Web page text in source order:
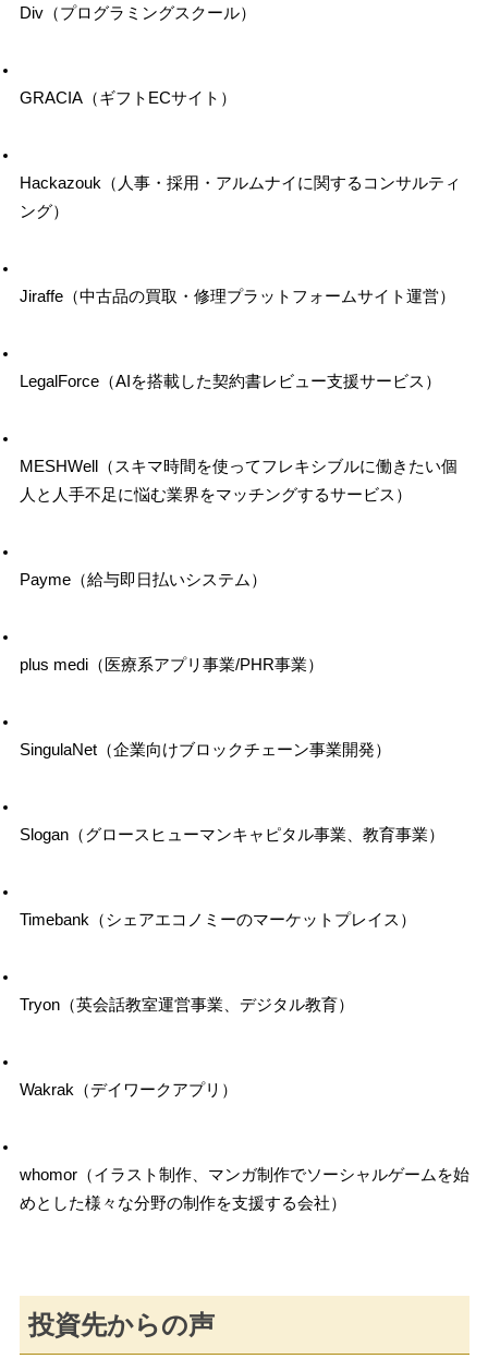
Div（プログラミングスクール）
GRACIA（ギフトECサイト）
Hackazouk（人事・採用・アルムナイに関するコンサルティ
ング）
Jiraffe（中古品の買取・修理プラットフォームサイト運営）
LegalForce（AIを搭載した契約書レビュー支援サービス）
MESHWell（スキマ時間を使ってフレキシブルに働きたい個
人と人手不足に悩む業界をマッチングするサービス）
Payme（給与即日払いシステム）
plus medi（医療系アプリ事業/PHR事業）
SingulaNet（企業向けブロックチェーン事業開発）
Slogan（グロースヒューマンキャピタル事業、教育事業）
Timebank（シェアエコノミーのマーケットプレイス）
Tryon（英会話教室運営事業、デジタル教育）
Wakrak（デイワークアプリ）
whomor（イラスト制作、マンガ制作でソーシャルゲームを始
めとした様々な分野の制作を支援する会社）
投資先からの声